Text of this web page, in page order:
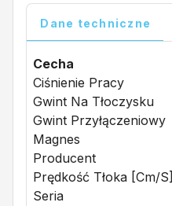
Dane techniczne
Cecha
Ciśnienie Pracy
Gwint Na Tłoczysku
Gwint Przyłączeniowy
Magnes
Producent
Prędkość Tłoka [cm/s]
Seria